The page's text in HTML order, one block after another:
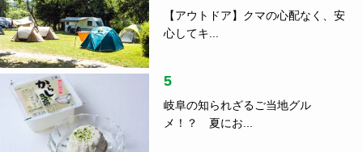
【アウトドア】クマの心配なく、安
心してキ...
5
岐阜の知られざるご当地グル
メ！？ 夏にお...